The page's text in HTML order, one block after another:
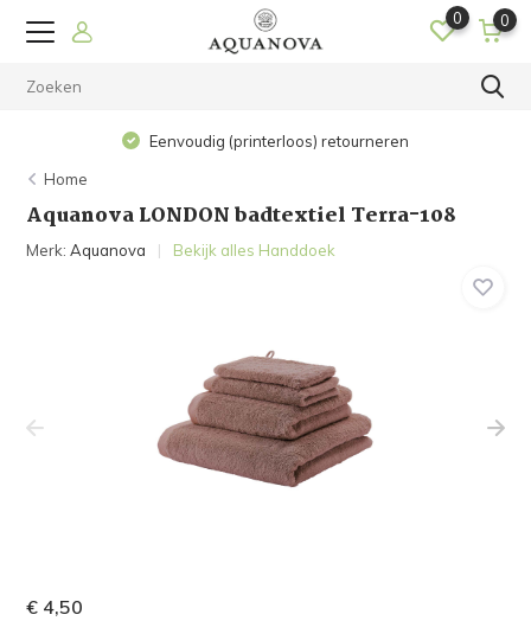
0 0
Eenvoudig (printerloos) retourneren
Home
Aquanova LONDON badtextiel Terra-108
Merk:Aquanova Bekijk alles Handdoek
€ 4,50